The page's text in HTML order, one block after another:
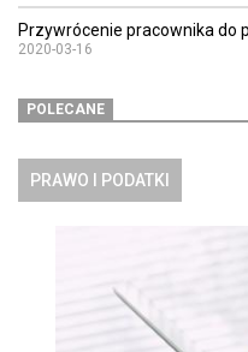
Przywrócenie pracownika do
2020-03-16
POLECANE
PRAWO I PODATKI